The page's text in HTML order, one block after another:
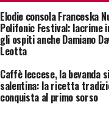
Elodie consola Franceska
Polifonic Festival: lacrime
gli ospiti anche Damiano
Leotta
Caffè leccese, la bevanda
salentina: la ricetta
conquista al primo sorso